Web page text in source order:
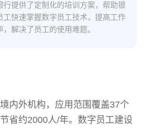
行提供了定制化的培训方案，帮助银
工快速掌握数字员工技术，提高工作
，解决了员工的使用难题。
内外机构，应用范围覆盖37个
省约2000人/年。数字员工建设